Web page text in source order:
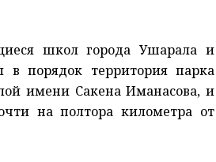
школ города Ушарала и
порядок территория парка
имени Сакена Иманасова, и
на полтора километра от